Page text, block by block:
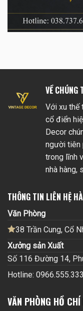
VỀ CHÚNG
Với xu thế
cổ điển
Decor
người tiên
trong lĩnh
nhà hàng,
THÔNG TIN LIÊN HỆ
Văn Phòng
38 Trần Cung, Cổ
Xưởng sản Xuất
Số 116 Đường 14,
Hotline:
VĂN PHÒNG HỒ